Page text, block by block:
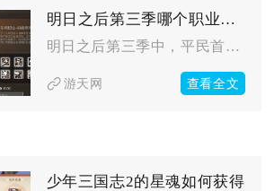
明日之后第三季哪个职业适合
明日之后第三季中，平民首选伐木工，微氪玩家适合病毒学家，热衷...
游天网 查看全文
少年三国志2的星魂如何获得